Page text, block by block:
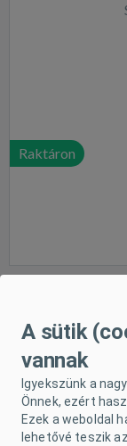
Raktáron
A sütik
vannak
Igyekszünk a
Önnek, ezért
Ezek a weboldal
lehetővé teszik